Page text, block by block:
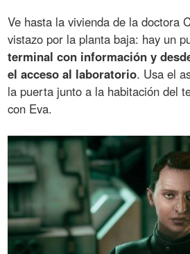
Ve hasta la vivienda de la doctora
vistazo por la planta baja: hay un
terminal con información y
el acceso al laboratorio. Usa el
la puerta junto a la habitación del
con Eva.